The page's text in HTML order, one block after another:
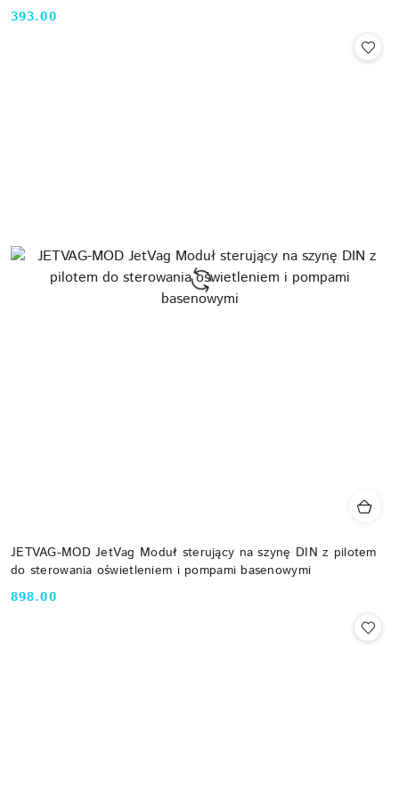
Cena:
393.00
JETVAG-MOD JetVag Moduł sterujący na szynę DIN z pilotem
do sterowania oświetleniem i pompami basenowymi
Cena:
898.00